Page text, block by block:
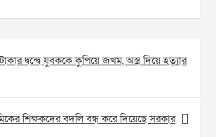
দ্বন্দ্বে যুবককে কুপিয়ে জখম, অস্ত্র দিয়ে হত্যার
শিক্ষকদের বদলি বন্ধ করে দিয়েছে সরকার